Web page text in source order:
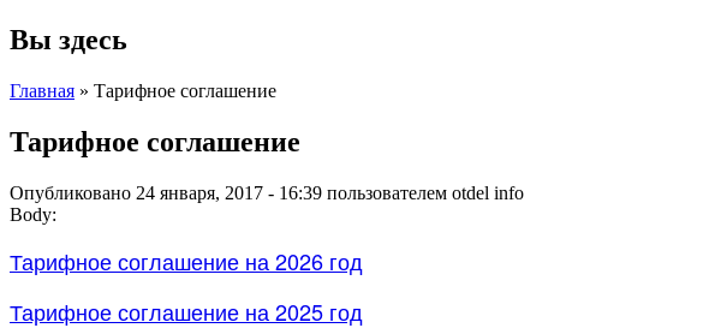
Вы здесь
Главная » Тарифное соглашение
Тарифное соглашение
Опубликовано 24 января, 2017 - 16:39 пользователем otdel info
Body:
Тарифное соглашение на 2026 год
Тарифное соглашение на 2025 год